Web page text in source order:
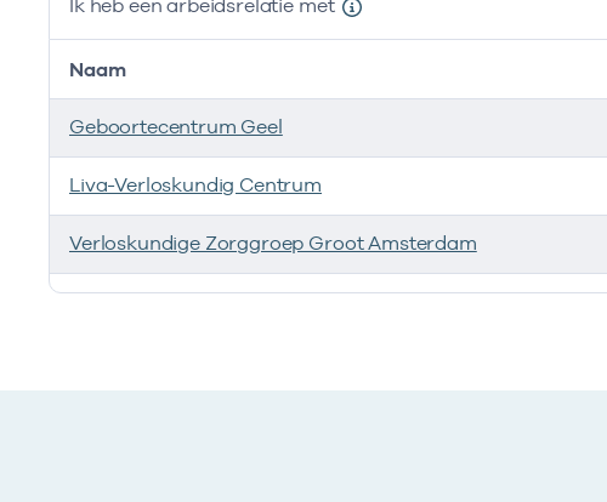
Ik heb een arbeidsrelatie met
Ik heb een arbeidsrelatie met
Naam
Geboortecentrum Geel
Liva-Verloskundig Centrum
Verloskundige Zorggroep Groot Amsterdam